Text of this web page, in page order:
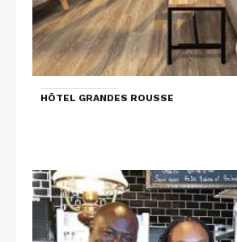
HÔTEL GRANDES ROUSSE